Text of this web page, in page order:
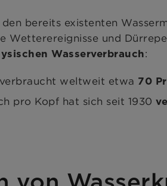
bereits existenten
Wetterereignisse und